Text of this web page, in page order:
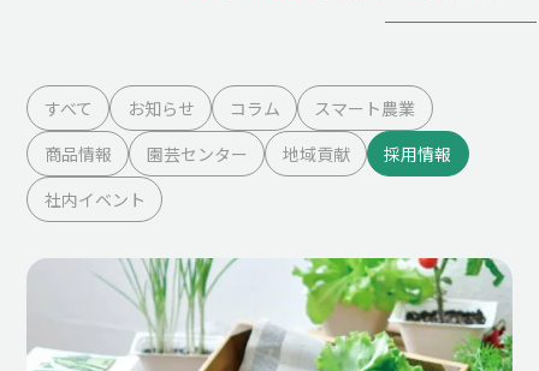
すべて お知らせ コラム
スマート農業
商品情報
園芸センター 地域貢献
採用情報
社内イベント